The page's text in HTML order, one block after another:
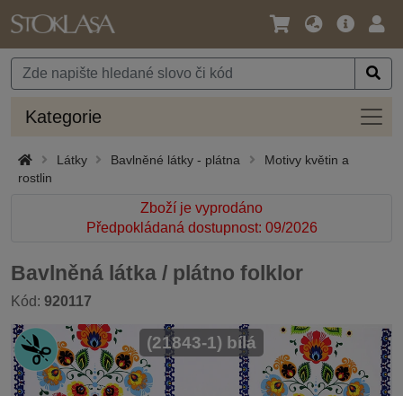
Jazyk
Měna
Hlavní
Kategorie
Látky Bavlněné látky - plátna
Motivy květin a
rostlin
Zboží je vyprodáno
Předpokládaná dostupnost: 09/2026
Bavlněná látka / plátno folklor
Kód: 920117
(21843-1) bílá